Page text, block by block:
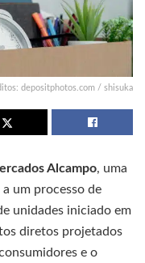
depositphotos.com / shisuka
Alcampo, uma
um processo de
unidades iniciado em
diretos projetados
e o